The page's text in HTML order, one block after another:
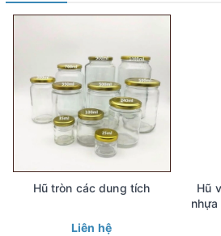
Hũ tròn các dung tích
Liên hệ
Hũ